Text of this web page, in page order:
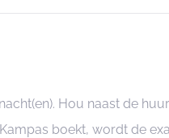
Hou naast de
boekt, wordt de